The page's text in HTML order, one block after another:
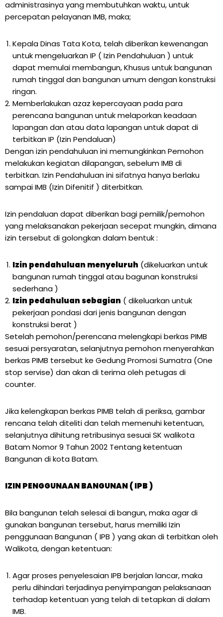
administrasinya yang membutuhkan waktu, untuk
percepatan pelayanan IMB, maka;
Kepala Dinas Tata Kota, telah diberikan kewenangan
untuk mengeluarkan IP ( Izin Pendahuluan ) untuk
dapat memulai membangun, Khusus untuk bangunan
rumah tinggal dan bangunan umum dengan konstruksi
ringan.
Memberlakukan azaz kepercayaan pada para
perencana bangunan untuk melaporkan keadaan
lapangan dan atau data lapangan untuk dapat di
terbitkan IP (Izin Pendaluan)
Dengan izin pendahuluan ini memungkinkan Pemohon
melakukan kegiatan dilapangan, sebelum IMB di
terbitkan. Izin Pendahuluan ini sifatnya hanya berlaku
sampai IMB (Izin Difenitif ) diterbitkan.
Izin pendaluan dapat diberikan bagi pemilik/pemohon
yang melaksanakan pekerjaan secepat mungkin, dimana
izin tersebut di golongkan dalam bentuk :
Izin pendahuluan menyeluruh (dikeluarkan untuk
bangunan rumah tinggal atau bagunan konstruksi
sederhana )
Izin pedahuluan sebagian ( dikeluarkan untuk
pekerjaan pondasi dari jenis bangunan dengan
konstruksi berat )
Setelah pemohon/perencana melengkapi berkas PIMB
sesuai persyaratan, selanjutnya pemohon menyerahkan
berkas PIMB tersebut ke Gedung Promosi Sumatra (One
stop servise) dan akan di terima oleh petugas di
counter.
Jika kelengkapan berkas PIMB telah di periksa, gambar
rencana telah diteliti dan telah memenuhi ketentuan,
selanjutnya dihitung retribusinya sesuai SK walikota
Batam Nomor 9 Tahun 2002 Tentang ketentuan
Bangunan di kota Batam.
IZIN PENGGUNAAN BANGUNAN ( IPB )
Bila bangunan telah selesai di bangun, maka agar di
gunakan bangunan tersebut, harus memiliki Izin
penggunaan Bangunan ( IPB ) yang akan di terbitkan oleh
Walikota, dengan ketentuan:
Agar proses penyelesaian IPB berjalan lancar, maka
perlu dihindari terjadinya penyimpangan pelaksanaan
terhadap ketentuan yang telah di tetapkan di dalam
IMB.